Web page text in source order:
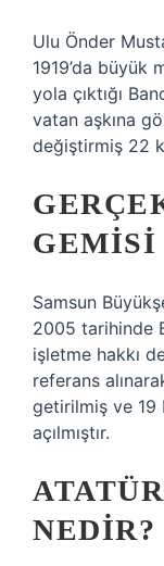
Ulu Önder
1919’da büyük
yola çıktığı
vatan aşkına
değiştirmiş 22
GEMISI
Samsun
2005 tarihinde
işletme hakkı
referans
getirilmiş ve 19
açılmıştır.
NEDIR?